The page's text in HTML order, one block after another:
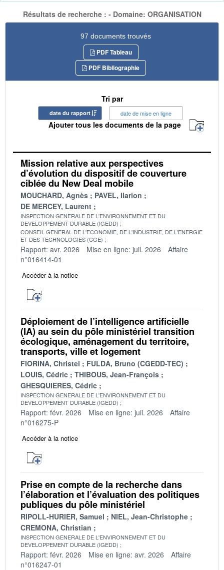
Résultats de recherche : - Domaine: ORGANISATION
97 documents trouvés
PDF Tableau
PDF Bibliographie
Tri par
date du rapport date de mise en ligne
Ajouter tous les documents de la page
Mission relative aux perspectives
d’évolution du dispositif de couverture
ciblée du New Deal mobile
MOUCHARD, Agnès
PAVEL, Ilarion
DE MERCEY, Laurent
INSPECTION GENERALE DE L'ENVIRONNEMENT ET DU
DEVELOPPEMENT DURABLE (IGEDD)
CONSEIL GENERAL DE L'ECONOMIE, DE L'INDUSTRIE, DE L'ENERGIE
ET DES TECHNOLOGIES (CGE)
Rapport: avr. 2026 Mise en ligne: juil. 2026
Affaire
n°016414-01
Accéder à la notice
Déploiement de l’intelligence artificielle
(IA) au sein du pôle ministériel transition
écologique, aménagement du territoire,
transports, ville et logement
FIORINA, Christel
FULDA, Bruno (CGEDD-TEC)
LOUIS, Cédric
THIBOUS, Jean-François
GHESQUIERES, Cédric
INSPECTION GENERALE DE L'ENVIRONNEMENT ET DU
DEVELOPPEMENT DURABLE (IGEDD)
Rapport: févr. 2026 Mise en ligne: juil. 2026
Affaire
n°016275-P
Accéder à la notice
Prise en compte de la recherche dans
l’élaboration et l’évaluation des politiques
publiques du pôle ministériel
RIPOLL-HURIER, Samuel
NIEL, Jean-Christophe
CREMONA, Christian
INSPECTION GENERALE DE L'ENVIRONNEMENT ET DU
DEVELOPPEMENT DURABLE (IGEDD)
Rapport: févr. 2026 Mise en ligne: avr. 2026
Affaire
n°016247-01